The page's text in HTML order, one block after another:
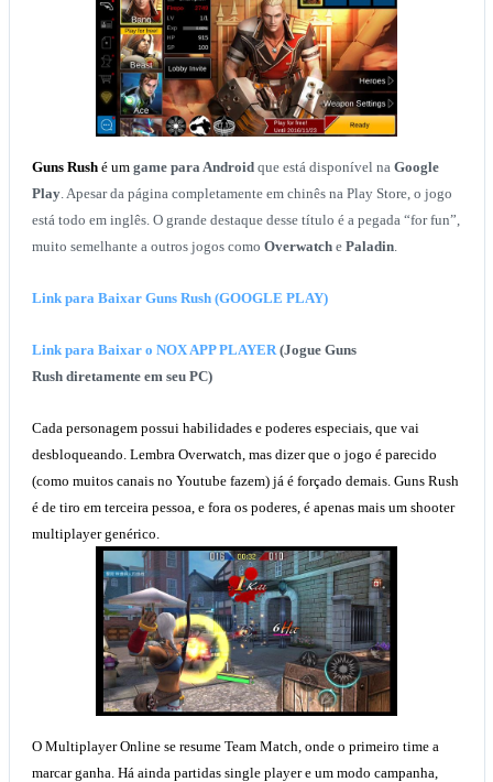
Guns Rush é um game para Androidque está disponível na Google
Play. Apesar da página completamente em chinês na Play Store, o jogo
está todo em inglês. O grande destaque desse título é a pegada “for fun”,
muito semelhante a outros jogos como Overwatche Paladin.
Link para Baixar Guns Rush (GOOGLE PLAY)
Link para Baixar o NOX APP PLAYER (Jogue Guns
Rush diretamente em seu PC)
Cada personagem possui habilidades e poderes especiais, que vai
desbloqueando. Lembra Overwatch, mas dizer que o jogo é parecido
(como muitos canais no Youtube fazem) já é forçado demais. Guns Rush
é de tiro em terceira pessoa, e fora os poderes, é apenas mais um shooter
multiplayer genérico.
O Multiplayer Online se resume Team Match, onde o primeiro time a
marcar ganha. Há ainda partidas single player e um modo campanha,